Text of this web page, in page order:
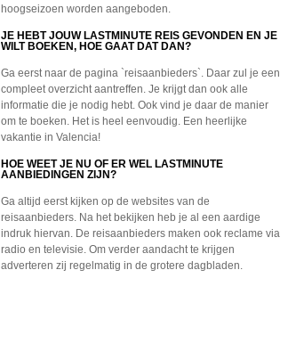
hoogseizoen worden aangeboden.
JE HEBT JOUW LASTMINUTE REIS GEVONDEN EN JE
WILT BOEKEN, HOE GAAT DAT DAN?
Ga eerst naar de pagina `reisaanbieders`. Daar zul je een
compleet overzicht aantreffen. Je krijgt dan ook alle
informatie die je nodig hebt. Ook vind je daar de manier
om te boeken. Het is heel eenvoudig. Een heerlijke
vakantie in Valencia!
HOE WEET JE NU OF ER WEL LASTMINUTE
AANBIEDINGEN ZIJN?
Ga altijd eerst kijken op de websites van de
reisaanbieders. Na het bekijken heb je al een aardige
indruk hiervan. De reisaanbieders maken ook reclame via
radio en televisie. Om verder aandacht te krijgen
adverteren zij regelmatig in de grotere dagbladen.